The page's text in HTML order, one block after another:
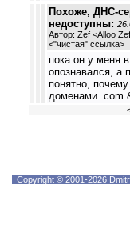
Похоже, ДНС-
недоступны:
Автор: Zef <Alloo
<"чистая" ссылка>
пока он у меня
опознавался, а
понятно,
доменами .com
Copyright © 2001-2026